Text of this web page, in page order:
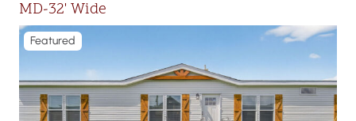
MD-32' Wide
Featured